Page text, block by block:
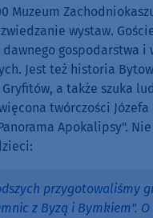
Muzeum
wystaw.
gospodarstwa i
Jest też historia
a także szuka
twórczości Józefa
Apokalipsy".
przygotowaliśmy
z Byzą i Bymkiem".